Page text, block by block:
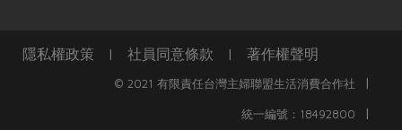
隱私權政策 | 社員同意條款 | 著作權聲明
© 2021 有限責任台灣主婦聯盟生活消費合作社 |
統一編號：18492800 |